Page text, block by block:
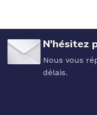
N'hésitez
Nous vous
délais.